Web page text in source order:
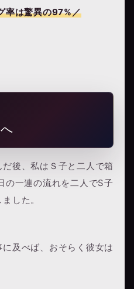
率は驚異の97%／
後、私はＳ子と二人で箱
の一連の流れを二人でS子
した。
及べば、おそらく彼女は